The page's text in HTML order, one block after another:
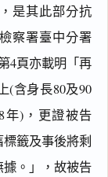
是其此部分抗
察署臺中分署
4頁亦載明「再
(含身長80及90
年)，更證被告
標籤及事後將剩
。」，故被告